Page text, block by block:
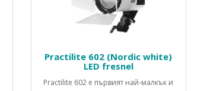
Practilite 602 (Nordic white)
LED fresnel
Practilite 602 е първият най-малкък и